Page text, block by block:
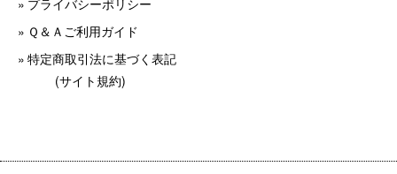
プライバシーポリシー
Ｑ＆Ａご利用ガイド
特定商取引法に基づく表記
(サイト規約)